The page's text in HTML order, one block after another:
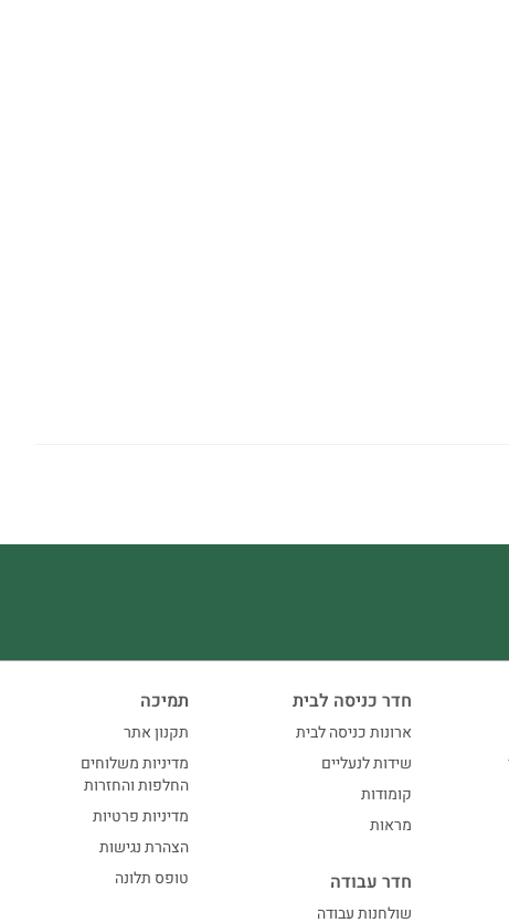
חדר כניסה לבית
ארונות כניסה לבית
שידות לנעליים
קומודות
מראות
חדר עבודה
שולחנות עבודה
תמיכה
תקנון אתר
מדיניות משלוחים
החלפות והחזרות
מדיניות פרטיות
הצהרת נגישות
טופס תלונה